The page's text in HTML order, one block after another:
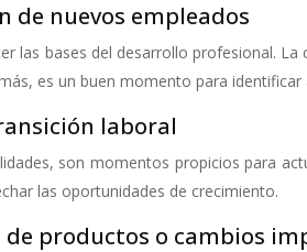
nuevos empleados
las bases del desarrollo profesional.
es un buen momento para
laboral
son momentos propicios para
las oportunidades de crecimiento.
productos o cambios